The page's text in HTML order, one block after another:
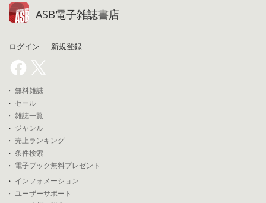
ASB電子雑誌書店
ログイン 新規登録
無料雑誌
セール
雑誌一覧
ジャンル
売上ランキング
条件検索
電子ブック無料プレゼント
インフォメーション
ユーザーサポート